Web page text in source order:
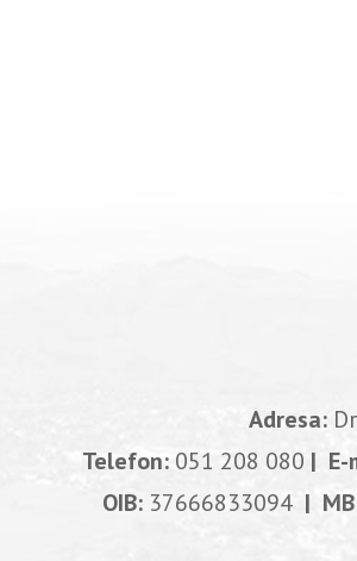
Adresa:
Telefon: 051 208 080 | E-
OIB: 37666833094|